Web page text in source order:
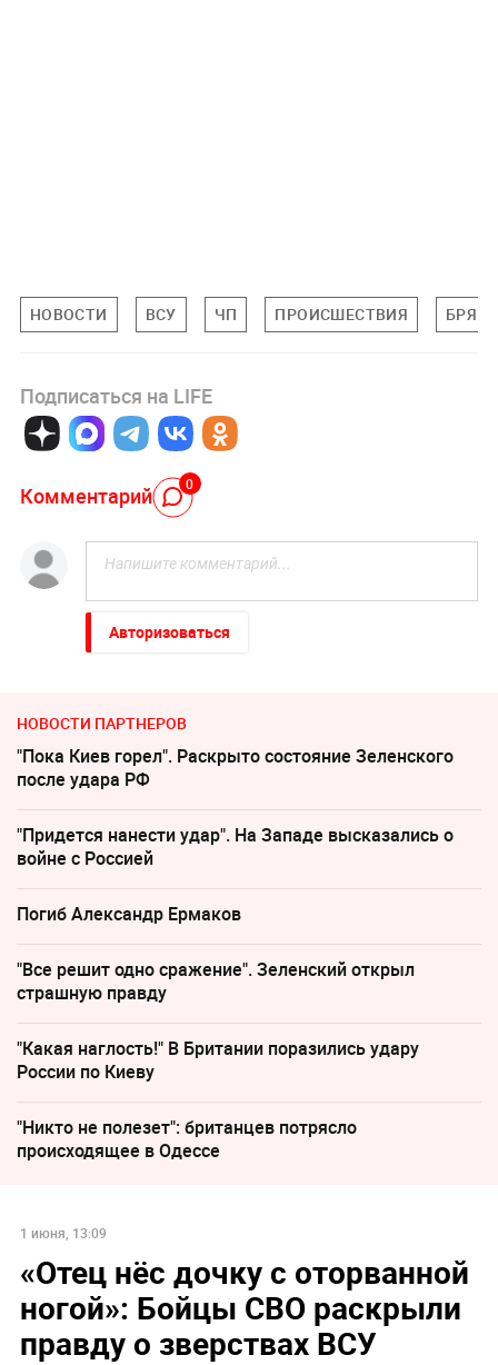
НОВОСТИ ВСУ ЧП ПРОИСШЕСТВИЯ
Подписаться на LIFE
Комментарий 0
Авторизоваться
НОВОСТИ ПАРТНЕРОВ
"Пока Киев горел". Раскрыто состояние Зеленского
после удара РФ
"Придется нанести удар". На Западе высказались о
войне с Россией
Погиб Александр Ермаков
"Все решит одно сражение". Зеленский открыл
страшную правду
"Какая наглость!" В Британии поразились удару
России по Киеву
"Никто не полезет": британцев потрясло
происходящее в Одессе
1 июня, 13:09
«Отец нёс дочку с оторванной
ногой»: Бойцы СВО раскрыли
правду о зверствах ВСУ